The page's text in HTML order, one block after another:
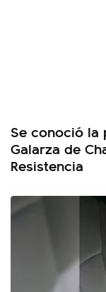
Se conoció la
Galarza de
Resistencia